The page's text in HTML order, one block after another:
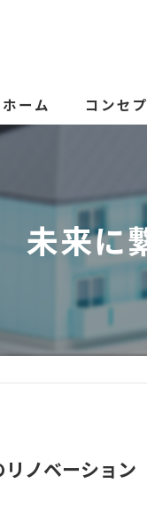
ホーム コンセ
未来に
ノベーション